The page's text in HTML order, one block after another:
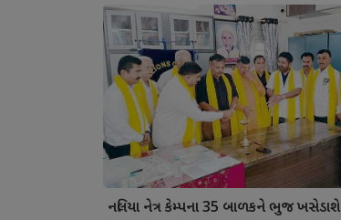
નલિયા નેત્ર કેમ્પના 35 બાળકને ભુજ ખસેડાશે